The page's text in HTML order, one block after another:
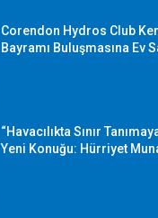
Corendon Hydros Club
Bayramı Buluşmasına Ev
“Havacılıkta Sınır
Yeni Konuğu: Hürriyet